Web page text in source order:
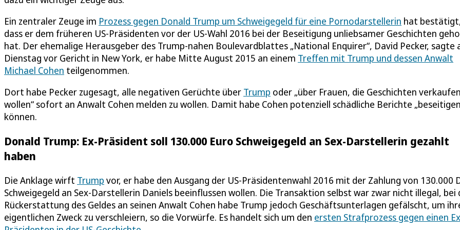
Ein zentraler Zeuge im Prozess gegen Donald Trump um Schweigegeld für eine Pornodarstellerin hat
dass er dem früheren US-Präsidenten vor der US-Wahl 2016 bei der Beseitigung unliebsamer Geschichten
hat. Der ehemalige Herausgeber des Trump-nahen Boulevardblattes „National Enquirer“, David Pecker, sagte
Dienstag vor Gericht in New York, er habe Mitte August 2015 an einem Treffen mit Trump und dessen Anwalt
Michael Cohen teilgenommen.
Dort habe Pecker zugesagt, alle negativen Gerüchte über Trump oder „über Frauen, die Geschichten verkaufen
wollen“ sofort an Anwalt Cohen melden zu wollen. Damit habe Cohen potenziell schädliche Berichte
können.
Donald Trump: Ex-Präsident soll 130.000 Euro Schweigegeld an Sex-Darstellerin gezahlt
haben
Die Anklage wirft Trump vor, er habe den Ausgang der US-Präsidentenwahl 2016 mit der Zahlung von 130.000
Schweigegeld an Sex-Darstellerin Daniels beeinflussen wollen. Die Transaktion selbst war zwar nicht illegal, bei
Rückerstattung des Geldes an seinen Anwalt Cohen habe Trump jedoch Geschäftsunterlagen gefälscht, um
eigentlichen Zweck zu verschleiern, so die Vorwürfe. Es handelt sich um den ersten Strafprozess gegen einen